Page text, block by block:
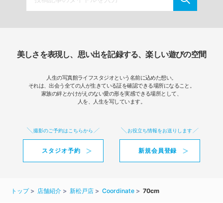
美しさを表現し、思い出を記録する、楽しい遊びの空間
人生の写真館ライフスタジオという名前に込めた想い。
それは、出会う全ての人が生きている証を確認できる場所になること。
家族の絆とかけがえのない愛の形を実感できる場所として、
人を、人生を写しています。
撮影のご予約はこちらから
スタジオ予約
お役立ち情報をお送りします
新規会員登録
トップ 店舗紹介 新松戸店 Coordinate 70cm